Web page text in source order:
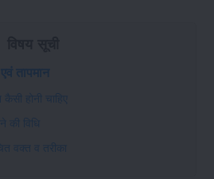
तापमान
होनी चाहिए
की विधि
वक्त व तरीका